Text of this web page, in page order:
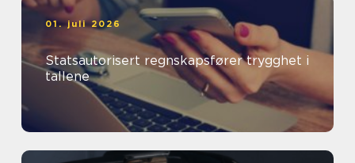
01. juli 2026
Statsautorisert regnskapsfører trygghet i
tallene